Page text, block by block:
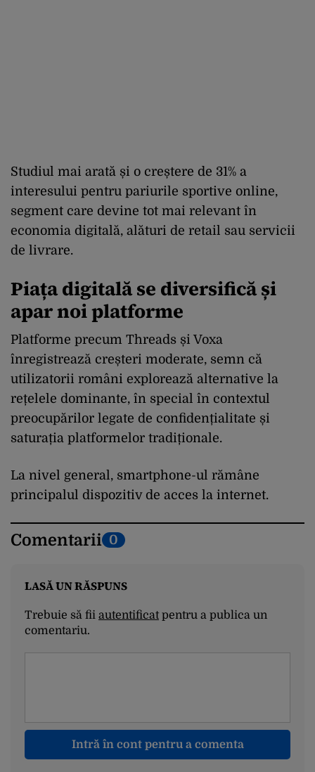
Studiul mai arată și o creștere de 31% a
interesului pentru pariurile sportive online,
segment care devine tot mai relevant în
economia digitală, alături de retail sau servicii
de livrare.
Piața digitală se diversifică și
apar noi platforme
Platforme precum Threads și Voxa
înregistrează creșteri moderate, semn că
utilizatorii români explorează alternative la
rețelele dominante, în special în contextul
preocupărilor legate de confidențialitate și
saturația platformelor tradiționale.
La nivel general, smartphone-ul rămâne
principalul dispozitiv de acces la internet.
Comentarii 0
LASĂ UN RĂSPUNS
Trebuie să fii autentificatpentru a publica un
comentariu.
Intră în cont pentru a comenta